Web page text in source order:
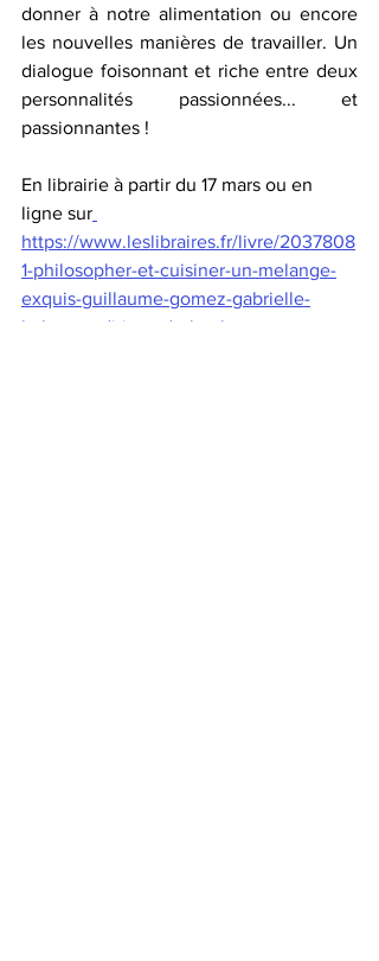
donner à notre alimentation ou encore
les nouvelles manières de travailler. Un
dialogue foisonnant et riche entre deux
personnalités passionnées... et
passionnantes !
En librairie à partir du 17 mars ou en
ligne sur
https://www.leslibraires.fr/livre/2037808
1-philosopher-et-cuisiner-un-melange-
exquis-guillaume-gomez-gabrielle-
halpern-editions-de-l-aube